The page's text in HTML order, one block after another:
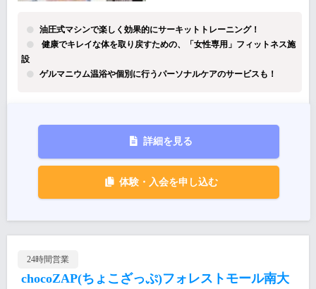
油圧式マシンで楽しく効果的にサーキットトレーニング！
健康でキレイな体を取り戻すための、「女性専用」フィットネス施
設
ゲルマニウム温浴や個別に行うパーソナルケアのサービスも！
詳細を見る
体験・入会を申し込む
24時間営業
chocoZAP(ちょこざっぷ)フォレストモール南大